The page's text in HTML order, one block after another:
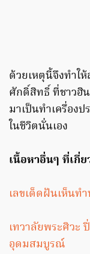
ด้วยเหตุนี้จึงทำใ
ศักดิ์สิทธิ์ ที่ชาวฮิ
มาเป็นทำเครื่อง
ในชีวิตนั่นเอง
เนื้อหาอื่นๆ ที่เกี่
เลขเด็ดฝันเห็นทํ
เทวาลัยพระศิวะ
อุดมสมบูรณ์